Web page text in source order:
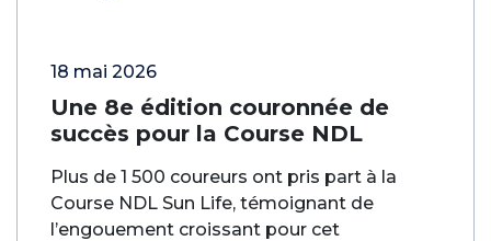
18 mai 2026
Une 8e édition couronnée de
succès pour la Course NDL
Plus de 1 500 coureurs ont pris part à la
Course NDL Sun Life, témoignant de
l’engouement croissant pour cet